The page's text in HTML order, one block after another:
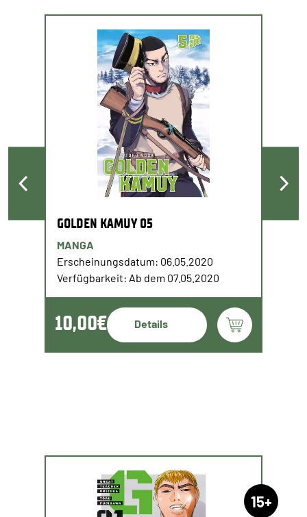
GOLDEN KAMUY 05
MANGA
Erscheinungsdatum: 06.05.2020
Verfügbarkeit: Ab dem 07.05.2020
10,00€ Details
15+